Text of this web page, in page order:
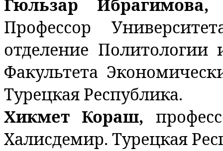
Гюльзар Ибрагимова,
Профессор
отделение
Факультета
Турецкая Республика.
Хикмет Кораш,
Халисдемир. Турецкая